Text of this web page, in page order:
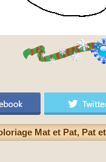
Mat et Pat, Pat